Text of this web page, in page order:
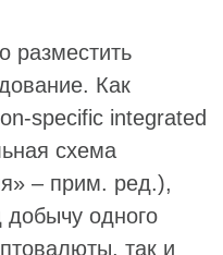
разместить
Как
specific integrated
схема
– прим. ред.),
добычу одного
так и